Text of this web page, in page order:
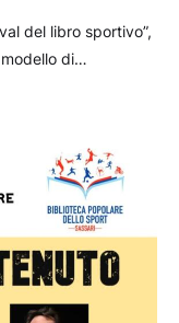
del libro sportivo”,
di